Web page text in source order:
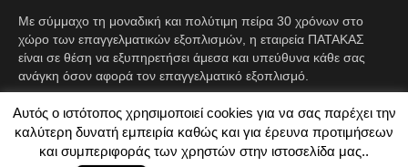
Με σύμμαχο τη μοναδική και πολύτιμη πείρα 30 χρόνων στο
χώρο των επαγγελματικών εξοπλισμών, η εταιρεία ΠΑΤΑΚΑΣ
είναι σε θέση να εξυπηρετήσει άμεσα και υπεύθυνα κάθε σας
ανάγκη όσον αφορά τον επαγγελματικό εξοπλισμό.
Facebook
Instagram
TikTok
Αυτός ο ιστότοπος χρησιμοποιεί cookies για να σας παρέχει την
καλύτερη δυνατή εμπειρία καθώς και για έρευνα προτιμήσεων
και συμπεριφοράς των χρηστών στην ιστοσελίδα μας..